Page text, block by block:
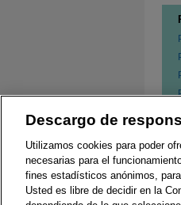
Descargo de
Utilizamos cookies para poder
necesarias para el
fines estadísticos anónimos,
Usted es libre de decidir en la